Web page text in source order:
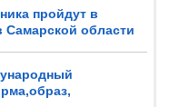
пройдут в
области